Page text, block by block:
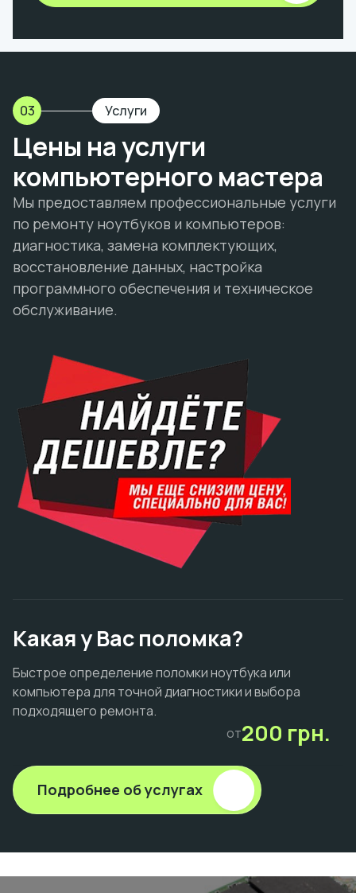
03 Услуги
Цены на услуги
компьютерного мастера
Мы предоставляем профессиональные услуги
по ремонту ноутбуков и компьютеров:
диагностика, замена комплектующих,
восстановление данных, настройка
программного обеспечения и техническое
обслуживание.
Какая у Вас поломка?
Быстрое определение поломки ноутбука или
компьютера для точной диагностики и выбора
подходящего ремонта.
от200 грн.
Подробнее об услугах